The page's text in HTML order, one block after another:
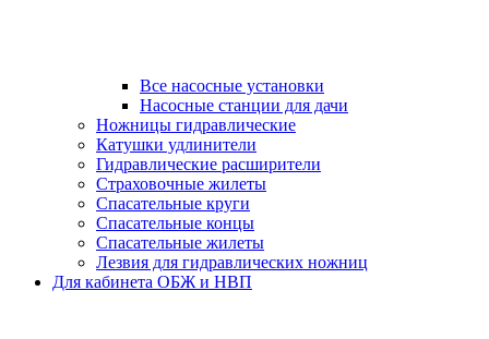
Все насосные установки
Насосные станции для дачи
Ножницы гидравлические
Катушки удлинители
Гидравлические расширители
Страховочные жилеты
Спасательные круги
Спасательные концы
Спасательные жилеты
Лезвия для гидравлических ножниц
Для кабинета ОБЖ и НВП